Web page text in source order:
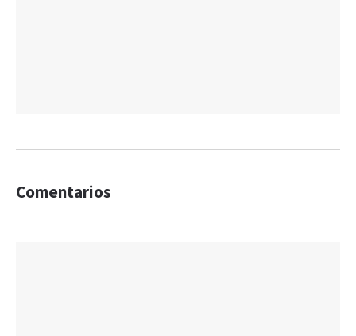
Comentarios